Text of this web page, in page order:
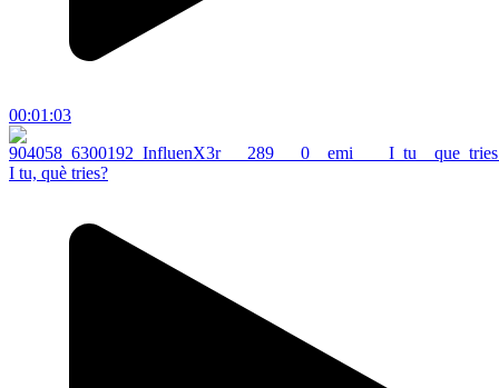
00:01:03
I tu, què tries?